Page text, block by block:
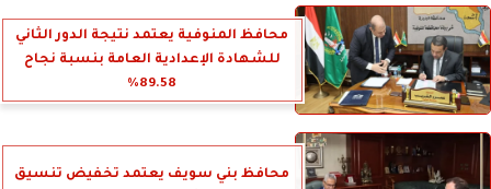
محافظ المنوفية يعتمد نتيجة الدور الثاني
للشهادة الإعدادية العامة بنسبة نجاح
89.58%
محافظ بني سويف يعتمد تخفيض تنسيق